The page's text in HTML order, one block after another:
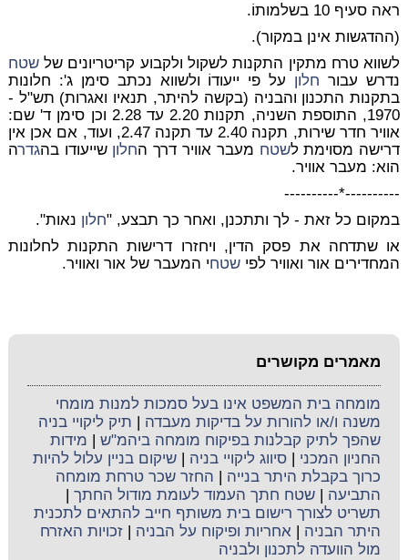
ראה סעיף 10 בשלמותוֹ.
(ההדגשות אינן במקור).
לשווא טרח מתקין התקנות לשקול ולקבוע קריטריונים שלשטח
נדרש עבור חלון על פי ייעודוֹ ולשווא נכתב סימן ג': חלונות
בתקנות התכנון והבניה (בקשה להיתר, תנאיו ואגרות) תש"ל -
1970, התוספת השניה, תקנות 2.20 עד 2.28 וכן סימן ד' שם:
אוויר חדר שירות, תקנה 2.40 עד תקנה 2.47, ועוד, אם אכן אין
דרישה מסוימת לשטח מעבר אוויר דרך החלון שייעודו בהגדרה
הוא: מעבר אוויר.
----------*----------
במקום כל זאת - לך ותתכנן, ואחר כך תבצע, "חלון נאות".
או שתדחה את פסק הדין, ויחזרו דרישות התקנות לחלונות
המחדירים אור ואוויר לפי שטחי המעבר של אור ואוויר.
מאמרים מקושרים
מומחה בית המשפט אינו בעל סמכות למנות מומחי
משנה ו/או להורות על בדיקות מעבדה
תיק ליקויי בניה
שהפך לתיק קבלנות בפיקוח מומחה ביהמ"ש
מידות
החניון המכני |סיווג ליקויי בניה |שיקום בניין עלול להיות
כרוך בקבלת היתר בנייה
החזר שכר טרחת מומחה
התביעה |שטח חתך העמוד לעומת מודול החתך
תשריט לצורך רישום בית משותף חייב להתאים לתכנית
היתר הבניה |אחריות ופיקוח על הבניה |זכויות האזרח
מול הוועדה לתכנון ולבניה